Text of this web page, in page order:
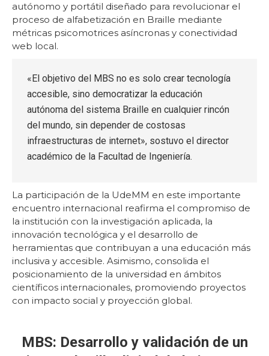
autónomo y portátil diseñado para revolucionar el
proceso de alfabetización en Braille mediante
métricas psicomotrices asíncronas y conectividad
web local.
«El objetivo del MBS no es solo crear tecnología
accesible, sino democratizar la educación
autónoma del sistema Braille en cualquier rincón
del mundo, sin depender de costosas
infraestructuras de internet», sostuvo el director
académico de la Facultad de Ingeniería.
La participación de la UdeMM en este importante
encuentro internacional reafirma el compromiso de
la institución con la investigación aplicada, la
innovación tecnológica y el desarrollo de
herramientas que contribuyan a una educación más
inclusiva y accesible. Asimismo, consolida el
posicionamiento de la universidad en ámbitos
científicos internacionales, promoviendo proyectos
con impacto social y proyección global.
MBS: Desarrollo y validación de un